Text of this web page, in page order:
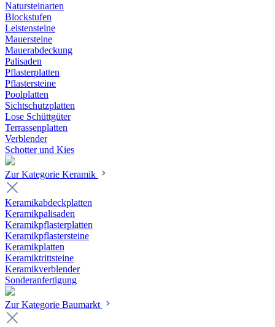
Natursteinarten
Blockstufen
Leistensteine
Mauersteine
Mauerabdeckung
Palisaden
Pflasterplatten
Pflastersteine
Poolplatten
Sichtschutzplatten
Lose Schüttgüter
Terrassenplatten
Verblender
Schotter und Kies
Zur Kategorie Keramik
Keramikabdeckplatten
Keramikpalisaden
Keramikpflasterplatten
Keramikpflastersteine
Keramikplatten
Keramiktrittsteine
Keramikverblender
Sonderanfertigung
Zur Kategorie Baumarkt